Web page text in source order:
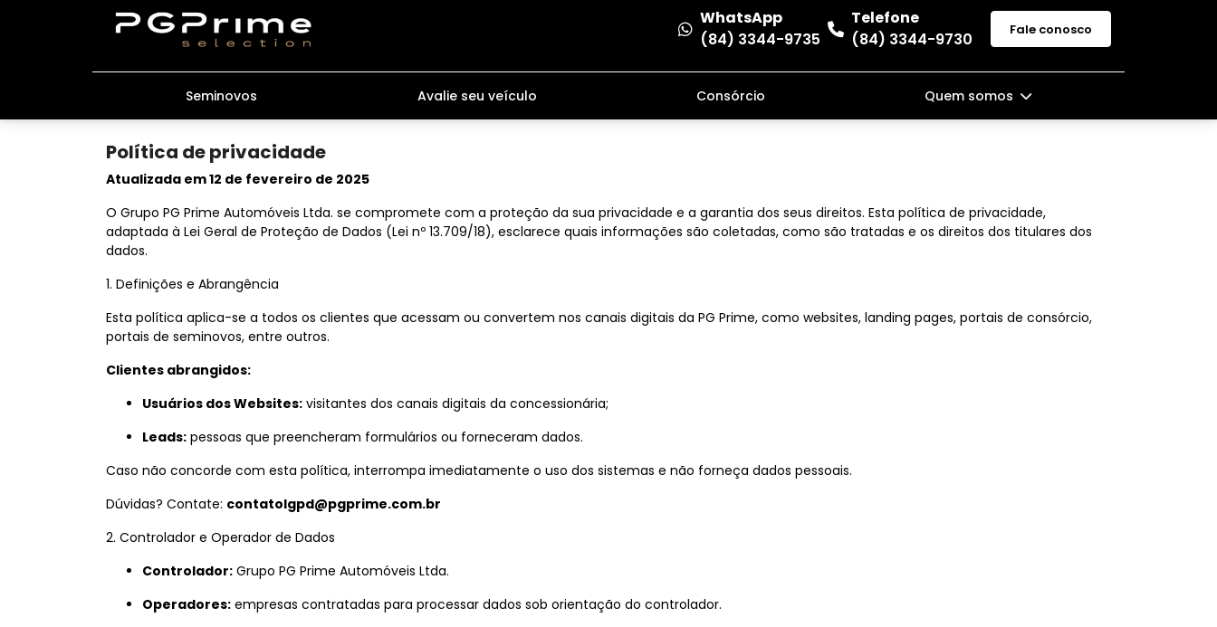
WhatsApp
(84) 3344-9735
Telefone
(84) 3344-9730
Fale conosco
Seminovos Avalie seu veículo Consórcio Quem somos
Política de privacidade
Atualizada em 12 de fevereiro de 2025
O Grupo PG Prime Automóveis Ltda. se compromete com a proteção da sua privacidade e a garantia dos seus direitos. Esta política de privacidade,
adaptada à Lei Geral de Proteção de Dados (Lei nº 13.709/18), esclarece quais informações são coletadas, como são tratadas e os direitos dos titulares dos
dados.
1. Definições e Abrangência
Esta política aplica-se a todos os clientes que acessam ou convertem nos canais digitais da PG Prime, como websites, landing pages, portais de consórcio,
portais de seminovos, entre outros.
Clientes abrangidos:
Usuários dos Websites: visitantes dos canais digitais da concessionária;
Leads: pessoas que preencheram formulários ou forneceram dados.
Caso não concorde com esta política, interrompa imediatamente o uso dos sistemas e não forneça dados pessoais.
Dúvidas? Contate: contatolgpd@pgprime.com.br
2. Controlador e Operador de Dados
Controlador: Grupo PG Prime Automóveis Ltda.
Operadores: empresas contratadas para processar dados sob orientação do controlador.